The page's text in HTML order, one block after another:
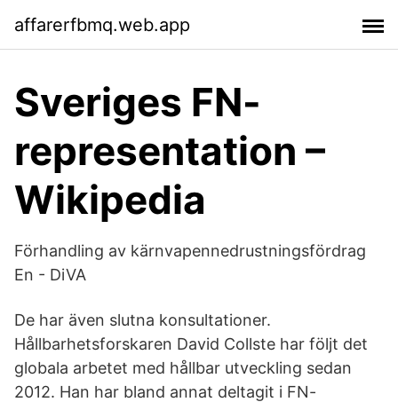
affarerfbmq.web.app
Sveriges FN-
representation –
Wikipedia
Förhandling av kärnvapennedrustningsfördrag
En - DiVA
De har även slutna konsultationer.
Hållbarhetsforskaren David Collste har följt det
globala arbetet med hållbar utveckling sedan
2012. Han har bland annat deltagit i FN-